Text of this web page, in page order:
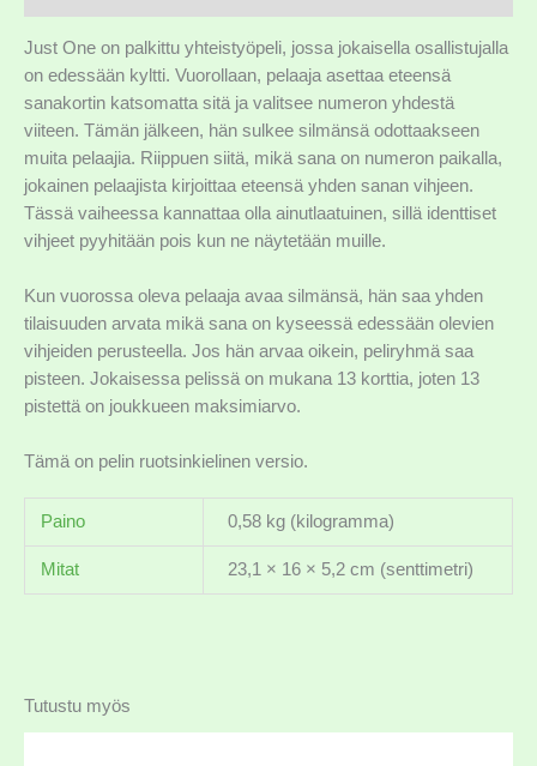
Just One on palkittu yhteistyöpeli, jossa jokaisella osallistujalla
on edessään kyltti. Vuorollaan, pelaaja asettaa eteensä
sanakortin katsomatta sitä ja valitsee numeron yhdestä
viiteen. Tämän jälkeen, hän sulkee silmänsä odottaakseen
muita pelaajia. Riippuen siitä, mikä sana on numeron paikalla,
jokainen pelaajista kirjoittaa eteensä yhden sanan vihjeen.
Tässä vaiheessa kannattaa olla ainutlaatuinen, sillä identtiset
vihjeet pyyhitään pois kun ne näytetään muille.
Kun vuorossa oleva pelaaja avaa silmänsä, hän saa yhden
tilaisuuden arvata mikä sana on kyseessä edessään olevien
vihjeiden perusteella. Jos hän arvaa oikein, peliryhmä saa
pisteen. Jokaisessa pelissä on mukana 13 korttia, joten 13
pistettä on joukkueen maksimiarvo.
Tämä on pelin ruotsinkielinen versio.
Paino 0,58 kg (kilogramma)
Mitat 23,1 × 16 × 5,2 cm (senttimetri)
Tutustu myös